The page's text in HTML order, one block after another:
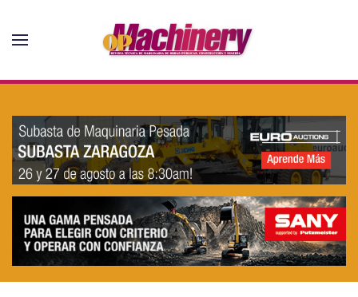
Skip to main content